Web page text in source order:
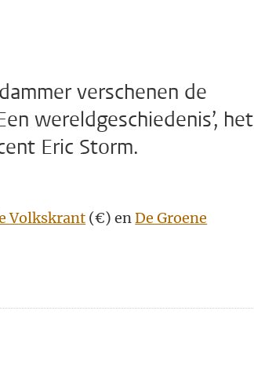
verschenen de
wereldgeschiedenis’, het
Eric Storm.
Volkskrant (€) enDe Groene